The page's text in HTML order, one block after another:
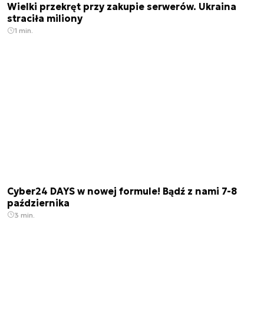
Wielki przekręt przy zakupie serwerów. Ukraina
straciła miliony
1 min.
Cyber24 DAYS w nowej formule! Bądź z nami 7-8
października
3 min.